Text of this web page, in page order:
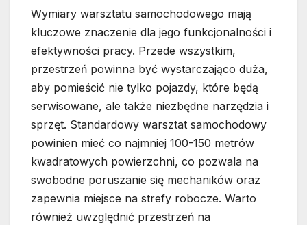
Wymiary warsztatu samochodowego mają
kluczowe znaczenie dla jego funkcjonalności i
efektywności pracy. Przede wszystkim,
przestrzeń powinna być wystarczająco duża,
aby pomieścić nie tylko pojazdy, które będą
serwisowane, ale także niezbędne narzędzia i
sprzęt. Standardowy warsztat samochodowy
powinien mieć co najmniej 100-150 metrów
kwadratowych powierzchni, co pozwala na
swobodne poruszanie się mechaników oraz
zapewnia miejsce na strefy robocze. Warto
również uwzględnić przestrzeń na